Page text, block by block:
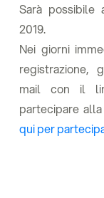
Sarà possibile
2019.
Nei giorni
registrazione,
mail con il
partecipare
qui per